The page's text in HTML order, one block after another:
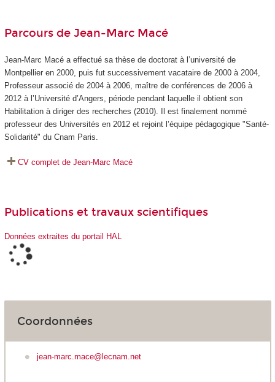
Parcours de Jean-Marc Macé
Jean-Marc Macé a effectué sa thèse de doctorat à l’université de
Montpellier en 2000, puis fut successivement vacataire de 2000 à 2004,
Professeur associé de 2004 à 2006, maître de conférences de 2006 à
2012 à l’Université d’Angers, période pendant laquelle il obtient son
Habilitation à diriger des recherches (2010). Il est finalement nommé
professeur des Universités en 2012 et rejoint l’équipe pédagogique "Santé-
Solidarité" du Cnam Paris.
CV complet de Jean-Marc Macé
Publications et travaux scientifiques
Données extraites du portail HAL
Coordonnées
jean-marc.mace@lecnam.net